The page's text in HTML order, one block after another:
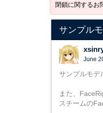
閉鎖に関するお
サンプル
June
サンプルモデ
また、
スチームの